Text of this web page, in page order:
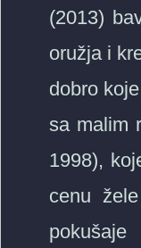
(2013)
oružja i
dobro
sa malim
1998),
cenu